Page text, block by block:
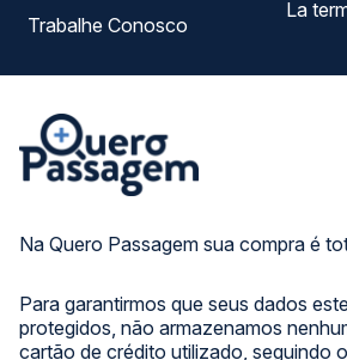
Na Quero Passagem sua compra é
Para garantirmos que seus dados
protegidos, não armazenamos
cartão de crédito utilizado, seguindo
Trabalhe Conosco